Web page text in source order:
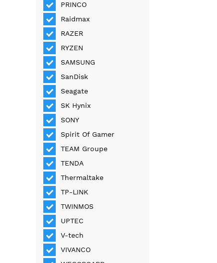
PRINCO
Raidmax
RAZER
RYZEN
SAMSUNG
SanDisk
Seagate
SK Hynix
SONY
Spirit Of Gamer
TEAM Groupe
TENDA
Thermaltake
TP-LINK
TWINMOS
UPTEC
V-tech
VIVANCO